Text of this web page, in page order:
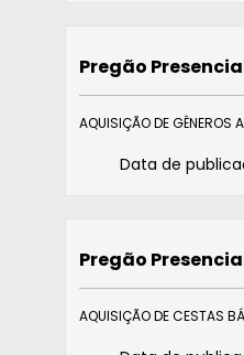
Pregão
AQUISIÇÃO DE GÊNEROS
Data de
Pregão
AQUISIÇÃO DE CESTAS